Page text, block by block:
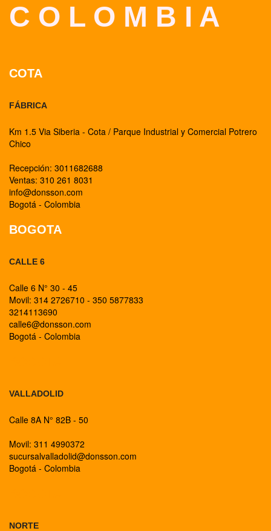
C O L O M B I A
COTA
FÁBRICA
Km 1.5 Via Siberia - Cota / Parque Industrial y Comercial Potrero
Chico
Recepción: 3011682688
Ventas: 310 261 8031
info@donsson.com
Bogotá - Colombia
BOGOTA
CALLE 6
Calle 6 N° 30 - 45
Movil: 314 2726710 - 350 5877833
3214113690
calle6@donsson.com
Bogotá - Colombia
VALLADOLID
Calle 8A N° 82B - 50
Movil: 311 4990372
sucursalvalladolid@donsson.com
Bogotá - Colombia
NORTE